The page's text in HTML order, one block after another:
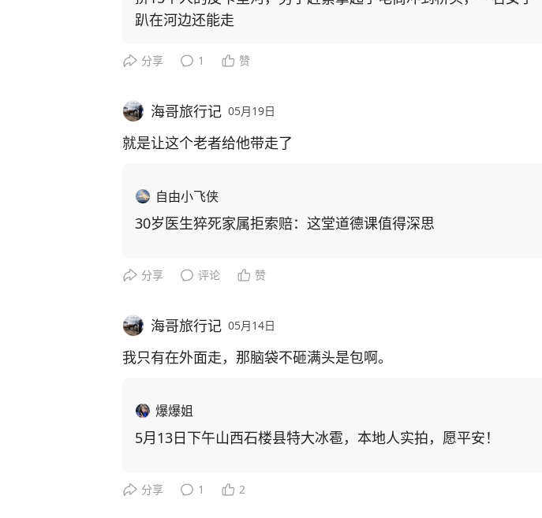
趴在河边还能走
分享 1 赞
海哥旅行记 05月19日
就是让这个老者给他带走了
自由小飞侠
30岁医生猝死家属拒索赔：这堂道德课值得深思
分享 评论 赞
海哥旅行记 05月14日
我只有在外面走，那脑袋不砸满头是包啊。
爆爆姐
5月13日下午山西石楼县特大冰雹，本地人实拍，愿平安！
分享 1 2